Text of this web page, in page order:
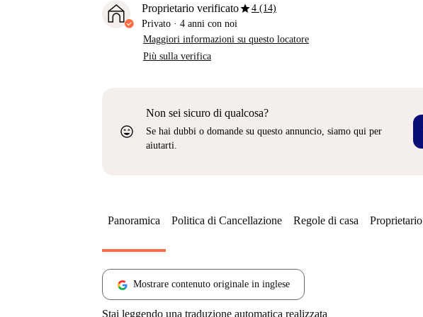
Proprietario verificatostar4 (14)
Privato · 4 anni con noi
Maggiori informazioni su questo locatore
Più sulla verifica
sentiment_very_satisfied
Non sei sicuro di qualcosa?
Se hai dubbi o domande su questo annuncio, siamo qui per
aiutarti.
Panoramica Politica di Cancellazione Regole di casa Proprietario
Mostrare contenuto originale in inglese
Stai leggendo una traduzione automatica realizzata